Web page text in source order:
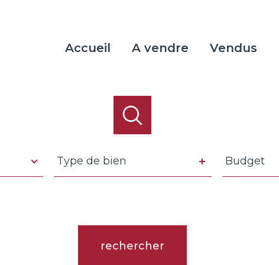
Accueil A vendre Vendus
de
bien
Type de bien Budget
rechercher